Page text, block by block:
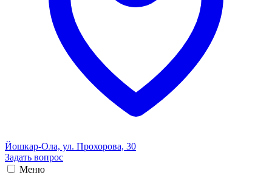
Йошкар-Ола, ул. Прохорова, 30
Задать вопрос
Меню